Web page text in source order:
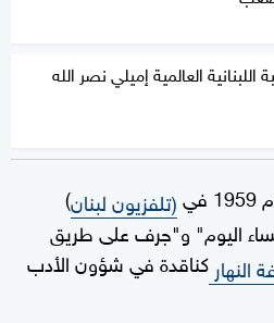
اللبنانية العالمية إميلي نصر الله
(تلفزيون لبنان)
اليوم" و"جرف على طريق
النهار كناقدة في شؤون الأدب